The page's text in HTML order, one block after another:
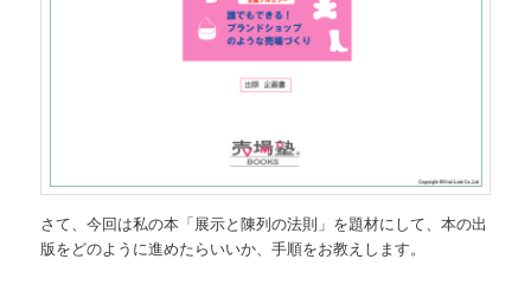
さて、今回は私の本「展示と陳列の法則」を題材にして、本の出
版をどのように進めたらいいか、手順をお教えします。